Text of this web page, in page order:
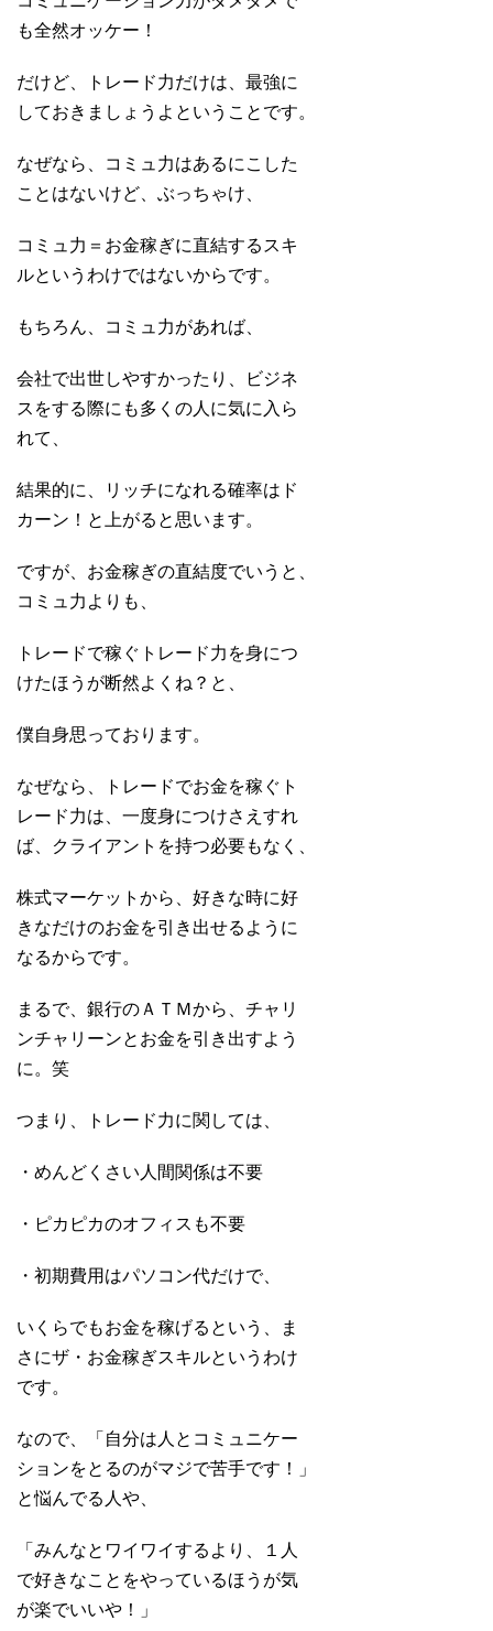
も全然オッケー！
だけど、トレード力だけは、最強に
しておきましょうよということです。
なぜなら、コミュ力はあるにこした
ことはないけど、ぶっちゃけ、
コミュ力＝お金稼ぎに直結するスキ
ルというわけではないからです。
もちろん、コミュ力があれば、
会社で出世しやすかったり、ビジネ
スをする際にも多くの人に気に入ら
れて、
結果的に、リッチになれる確率はド
カーン！と上がると思います。
ですが、お金稼ぎの直結度でいうと、
コミュ力よりも、
トレードで稼ぐトレード力を身につ
けたほうが断然よくね？と、
僕自身思っております。
なぜなら、トレードでお金を稼ぐト
レード力は、一度身につけさえすれ
ば、クライアントを持つ必要もなく、
株式マーケットから、好きな時に好
きなだけのお金を引き出せるように
なるからです。
まるで、銀行のＡＴＭから、チャリ
ンチャリーンとお金を引き出すよう
に。笑
つまり、トレード力に関しては、
・めんどくさい人間関係は不要
・ピカピカのオフィスも不要
・初期費用はパソコン代だけで、
いくらでもお金を稼げるという、ま
さにザ・お金稼ぎスキルというわけ
です。
なので、「自分は人とコミュニケー
ションをとるのがマジで苦手です！」
と悩んでる人や、
「みんなとワイワイするより、１人
で好きなことをやっているほうが気
が楽でいいや！」